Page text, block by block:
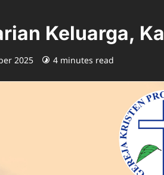
Keluarga,
2025 4 minutes read